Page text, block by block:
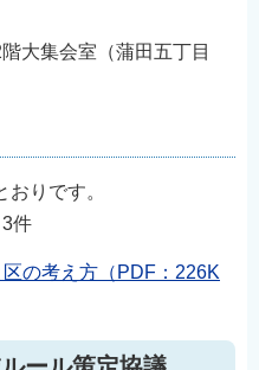
大集会室（蒲田五丁目
りです。
件
の考え方（PDF：226K